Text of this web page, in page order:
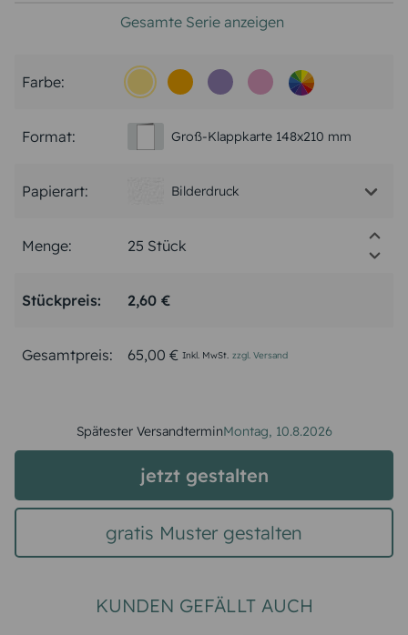
Gesamte Serie anzeigen
Farbe:
Format: Groß-Klappkarte 148x210 mm
Papierart: Bilderdruck
Menge:
Stückpreis: 2,60 €
Gesamtpreis: 65,00 € Inkl. MwSt. zzgl. Versand
Spätester VersandterminMontag, 10.8.2026
jetzt gestalten
gratis Muster gestalten
KUNDEN GEFÄLLT AUCH